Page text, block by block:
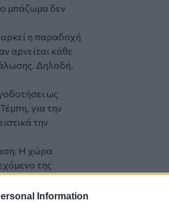
Information
μπάζωμα δεν
η παραδοχή
αρνείται κάθε
Δηλαδή,
ως
για την
την
Η χώρα
της
κόμμα,